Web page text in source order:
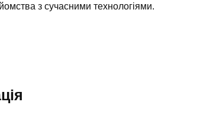
з сучасними технологіями.